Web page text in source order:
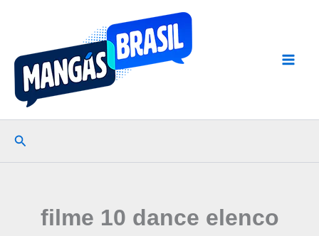
conteúdo
Pesquisar
filme 10 dance elenco